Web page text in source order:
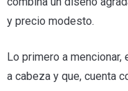
y precio modesto.
Lo primero a
a cabeza y que, cuenta